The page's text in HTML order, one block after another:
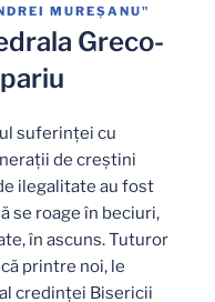
MUREŞANU"
Greco-
suferinţei cu
de creştini
ilegalitate au fost
se roage în beciuri,
în ascuns. Tuturor
printre noi, le
credinţei Bisericii